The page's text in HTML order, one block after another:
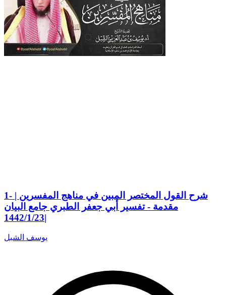
1- شرح القول المختصر المبين في مناهج المفسرين |
مقدمة - تفسير أبي جعفر الطبري جامع البيان
|1442/1/23
يوسف الشبل